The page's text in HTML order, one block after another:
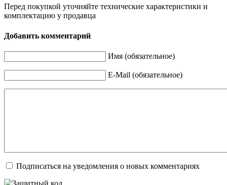
Перед покупкой уточняйте технические характеристики и
комплектацию у продавца
Добавить комментарий
Имя (обязательное)
E-Mail (обязательное)
Подписаться на уведомления о новых комментариях